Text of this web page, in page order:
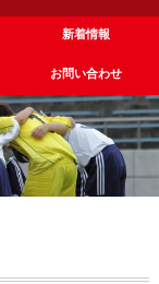
新着情報
お問い合わせ